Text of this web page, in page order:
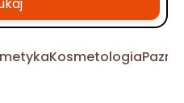
Kosmetologia